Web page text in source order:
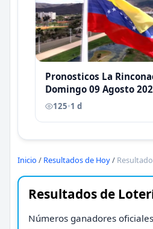
Pronosticos La
Domingo 09 Agosto
Antoni Castellano
125•1 d
Inicio / Resultados de Hoy/
Resultados de
Números ganadores